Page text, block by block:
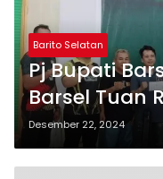
Barito Selatan
Pj Bupati
Barsel Tuan
Kejuaraan
Desember 22, 2024